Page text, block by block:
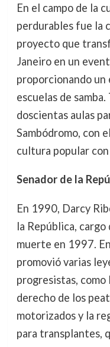
En el campo de la
perdurables fue la
proyecto que
Janeiro en un
proporcionando un
escuelas de
doscientas aulas
Sambódromo, con
cultura popular
Senador de la
En 1990, Darcy
la República, cargo
muerte en 1997.
promovió varias
progresistas,
derecho de los
motorizados y la
para transplantes,